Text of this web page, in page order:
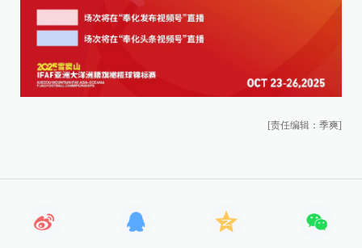
[责任编辑：季爽]